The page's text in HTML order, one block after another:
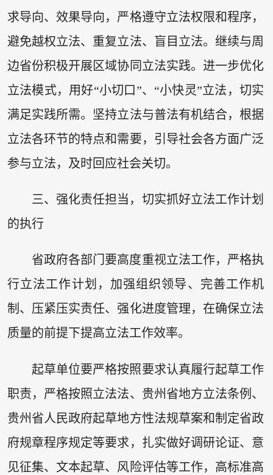
求导向、效果导向，严格遵守立法权限和程序，
避免越权立法、重复立法、盲目立法。继续与周
边省份积极开展区域协同立法实践。进一步优化
立法模式，用好“小切口”、“小快灵”立法，切实
满足实践所需。坚持立法与普法有机结合，根据
立法各环节的特点和需要，引导社会各方面广泛
参与立法，及时回应社会关切。
三、强化责任担当，切实抓好立法工作计划
的执行
省政府各部门要高度重视立法工作，严格执
行立法工作计划，加强组织领导、完善工作机
制、压紧压实责任、强化进度管理，在确保立法
质量的前提下提高立法工作效率。
起草单位要严格按照要求认真履行起草工作
职责，严格按照立法法、贵州省地方立法条例、
贵州省人民政府起草地方性法规草案和制定省政
府规章程序规定等要求，扎实做好调研论证、意
见征集、文本起草、风险评估等工作，高标准高